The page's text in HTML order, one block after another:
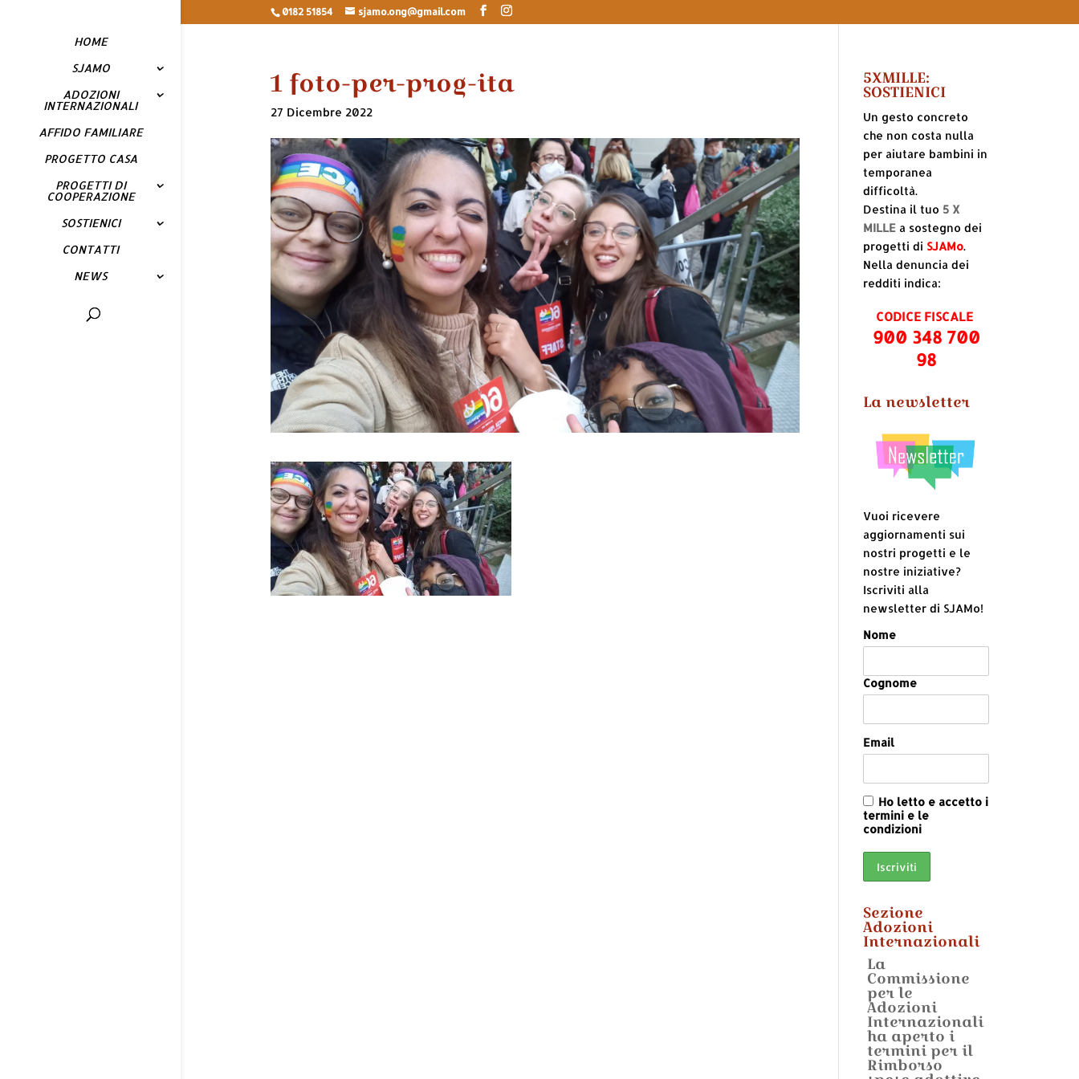
0182 51854 sjamo.ong@gmail.com
HOME
SJAMO
ADOZIONI
INTERNAZIONALI
AFFIDO FAMILIARE
PROGETTO CASA
PROGETTI DI
COOPERAZIONE
SOSTIENICI
CONTATTI
NEWS
1 foto-per-prog-ita
27 Dicembre 2022
5XMILLE:
SOSTIENICI
Un gesto concreto
che non costa nulla
per aiutare bambini in
temporanea
difficoltà.
Destina il tuo 5 X
MILLE a sostegno dei
progetti di SJAMo.
Nella denuncia dei
redditi indica:
CODICE FISCALE
900 348 700
98
La newsletter
Vuoi ricevere
aggiornamenti sui
nostri progetti e le
nostre iniziative?
Iscriviti alla
newsletter di SJAMo!
Nome
Cognome
Email
Ho letto e accetto i
termini e le
condizioni
Sezione
Adozioni
Internazionali
La
Commissione
per le
Adozioni
Internazionali
ha aperto i
termini per il
Rimborso